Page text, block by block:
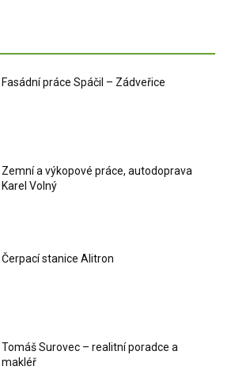
Fasádní práce Spáčil – Zádveřice
Zemní a výkopové práce, autodoprava
Karel Volný
Čerpací stanice Alitron
Tomáš Surovec – realitní poradce a
makléř